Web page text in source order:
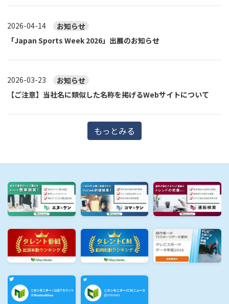
2026-04-14
お知らせ
「Japan Sports Week 2026」出展のお知らせ
2026-03-23
お知らせ
【ご注意】当社名に類似した名称を掲げるWebサイトについて
もっとみる